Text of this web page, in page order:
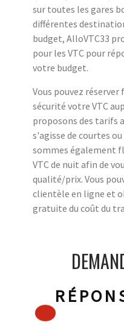
sur toutes les gares
différentes
budget, AlloVTC33
pour les VTC pour
votre budget.
Vous pouvez
sécurité votre VTC
proposons des tarifs
s'agisse de courtes
sommes également
VTC de nuit afin de
qualité/prix. Vous
clientèle en ligne et
gratuite du coût du